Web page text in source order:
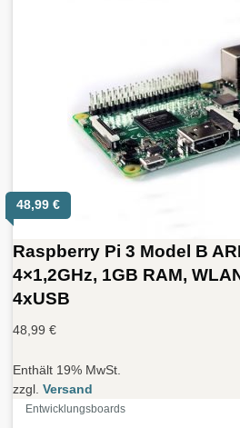
48,99 €
Raspberry Pi 3 Model B
4×1,2GHz, 1GB RAM,
4xUSB
48,99 €
Enthält 19% MwSt.
zzgl. Versand
Entwicklungsboards